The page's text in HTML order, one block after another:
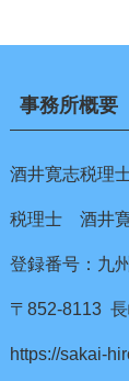
事務所概要
酒井寛志税理
税理士 酒井
登録番号：九
〒852-8113
https://sakai-